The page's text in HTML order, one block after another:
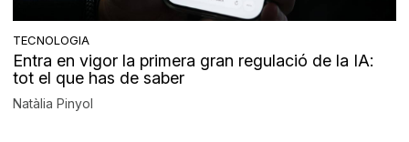
TECNOLOGIA
Entra en vigor la primera gran regulació de la IA:
tot el que has de saber
Natàlia Pinyol